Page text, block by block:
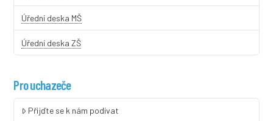
Úřední deska MŠ
Úřední deska ZŠ
Pro uchazeče
Přijďte se k nám podívat